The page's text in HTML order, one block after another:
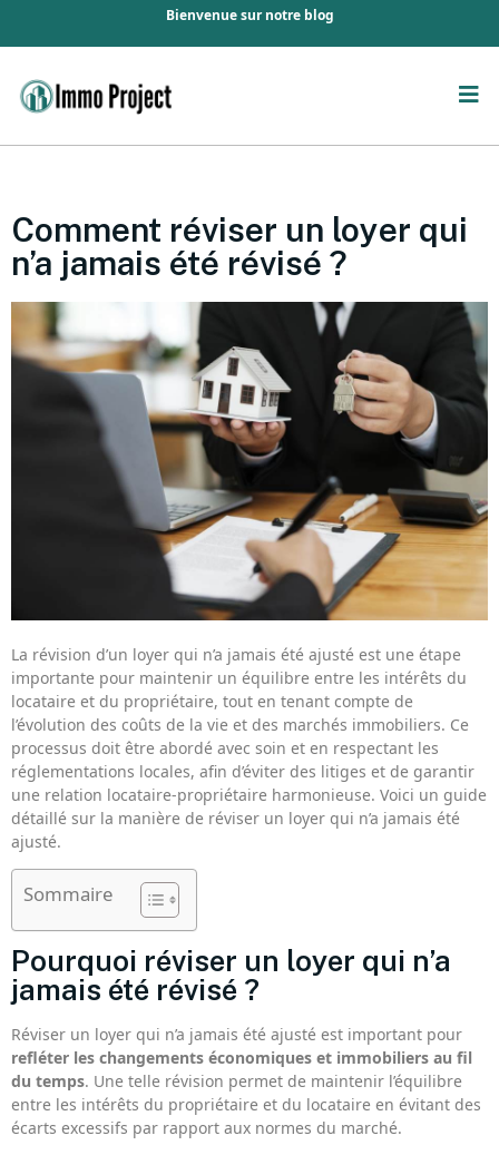
Bienvenue sur notre blog
Comment réviser un loyer qui
n’a jamais été révisé ?
La révision d’un loyer qui n’a jamais été ajusté est une étape
importante pour maintenir un équilibre entre les intérêts du
locataire et du propriétaire, tout en tenant compte de
l’évolution des coûts de la vie et des marchés immobiliers. Ce
processus doit être abordé avec soin et en respectant les
réglementations locales, afin d’éviter des litiges et de garantir
une relation locataire-propriétaire harmonieuse. Voici un guide
détaillé sur la manière de réviser un loyer qui n’a jamais été
ajusté.
Sommaire
Pourquoi réviser un loyer qui n’a
jamais été révisé ?
Réviser un loyer qui n’a jamais été ajusté est important pour
refléter les changements économiques et immobiliers au fil
du temps. Une telle révision permet de maintenir l’équilibre
entre les intérêts du propriétaire et du locataire en évitant des
écarts excessifs par rapport aux normes du marché.